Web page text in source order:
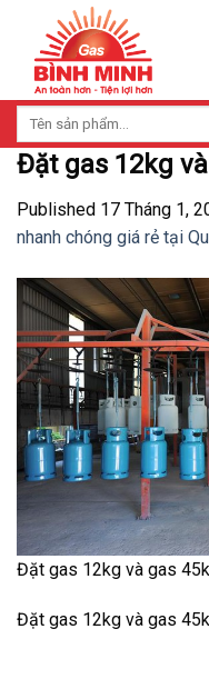
content
Đặt gas 12kg
Published 17 Tháng 1,
nhanh chóng giá rẻ tại
Đặt gas 12kg và gas
Đặt gas 12kg và gas